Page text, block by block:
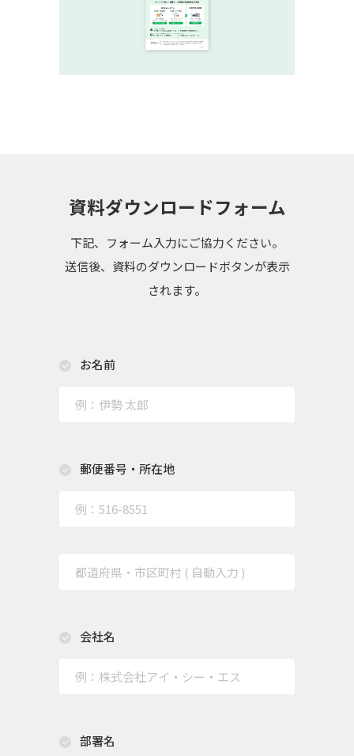
資料ダウンロードフォーム
下記、フォーム入力にご協力ください。
送信後、資料のダウンロードボタンが表示
されます。
お名前
郵便番号・所在地
会社名
部署名